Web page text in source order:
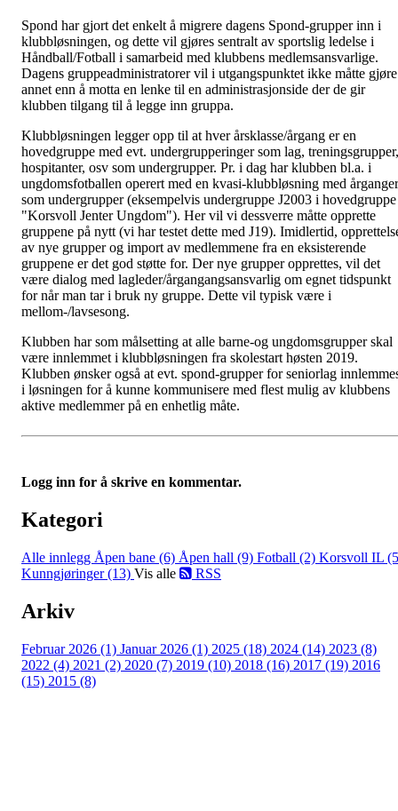
Spond har gjort det enkelt å migrere dagens Spond-grupper inn i
klubbløsningen, og dette vil gjøres sentralt av sportslig ledelse i
Håndball/Fotball i samarbeid med klubbens medlemsansvarlige.
Dagens gruppeadministratorer vil i utgangspunktet ikke måtte gjøre
annet enn å motta en lenke til en administrasjonside der de gir
klubben tilgang til å legge inn gruppa.
Klubbløsningen legger opp til at hver årsklasse/årgang er en
hovedgruppe med evt. undergrupperinger som lag, treningsgrupper,
hospitanter, osv som undergrupper. Pr. i dag har klubben bl.a. i
ungdomsfotballen operert med en kvasi-klubbløsning med årganger
som undergrupper (eksempelvis undergruppe J2003 i hovedgruppe
"Korsvoll Jenter Ungdom"). Her vil vi dessverre måtte opprette
gruppene på nytt (vi har testet dette med J19). Imidlertid,
av nye grupper og import av medlemmene fra en eksisterende
gruppene er det god støtte for. Der nye grupper opprettes, vil det
være dialog med lagleder/årgangangsansvarlig om egnet tidspunkt
for når man tar i bruk ny gruppe. Dette vil typisk være i
mellom-/lavsesong.
Klubben har som målsetting at alle barne-og ungdomsgrupper skal
være innlemmet i klubbløsningen fra skolestart høsten 2019.
Klubben ønsker også at evt. spond-grupper for seniorlag
i løsningen for å kunne kommunisere med flest mulig av klubbens
aktive medlemmer på en enhetlig måte.
Logg inn for å skrive en kommentar.
Kategori
Alle innlegg Åpen bane (6) Åpen hall (9) Fotball (2) Korsvoll IL
Kunngjøringer (13) Vis alle RSS
Arkiv
Februar 2026 (1) Januar 2026 (1) 2025 (18) 2024 (14) 2023 (8)
2022 (4) 2021 (2) 2020 (7) 2019 (10) 2018 (16) 2017 (19) 2016
(15) 2015 (8)